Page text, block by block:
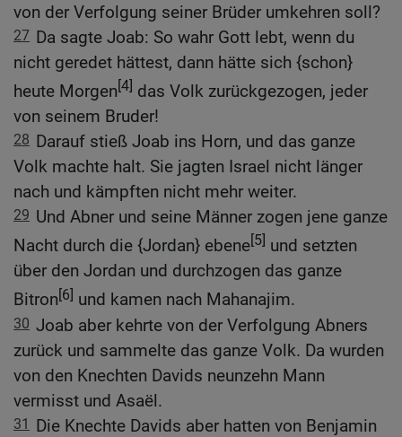
von der Verfolgung seiner Brüder umkehren soll?
27 Da sagte Joab: So wahr Gott lebt, wenn du
nicht geredet hättest, dann hätte sich {schon}
heute Morgen[4] das Volk zurückgezogen, jeder
von seinem Bruder!
28 Darauf stieß Joab ins Horn, und das ganze
Volk machte halt. Sie jagten Israel nicht länger
nach und kämpften nicht mehr weiter.
29 Und Abner und seine Männer zogen jene ganze
Nacht durch die {Jordan} ebene[5] und setzten
über den Jordan und durchzogen das ganze
Bitron[6] und kamen nach Mahanajim.
30 Joab aber kehrte von der Verfolgung Abners
zurück und sammelte das ganze Volk. Da wurden
von den Knechten Davids neunzehn Mann
vermisst und Asaël.
31 Die Knechte Davids aber hatten von Benjamin